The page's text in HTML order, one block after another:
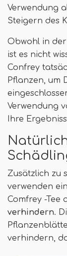
Verwendung
Steigern des
Obwohl in
ist es nicht
Confrey
Pflanzen, um
Verwendung
Ihre
Zusätzlich zu
verwenden
Comfrey -Tee
verhindern.
verhindern,